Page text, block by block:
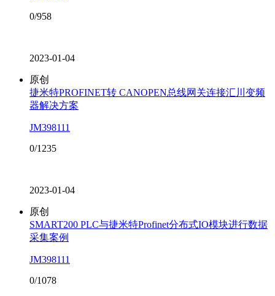
0/958
2023-01-04
原创
捷米特PROFINET转 CANOPEN总线网关连接汇川变频
器解决方案
JM398111
0/1235
2023-01-04
原创
SMART200 PLC与捷米特Profinet分布式IO模块进行数据
采集案例
JM398111
0/1078